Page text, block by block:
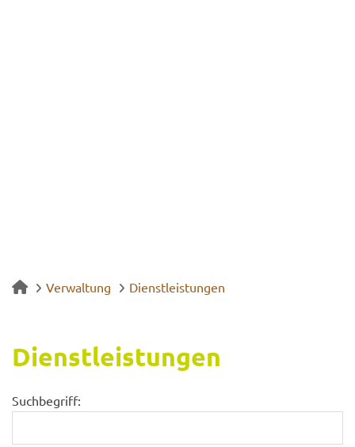
Verwaltung Dienstleistungen
Dienst­leis­tun­gen
Suchbegriff: